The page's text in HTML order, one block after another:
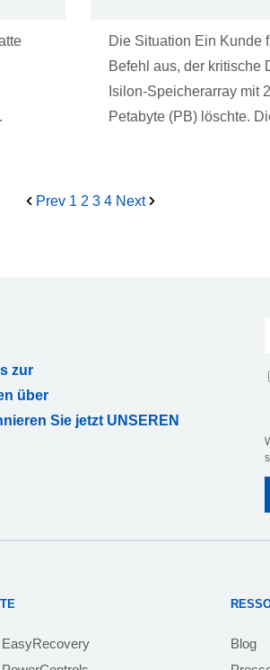
Die Situation Ein Kunde
Befehl aus, der kritische
Isilon-Speicherarray mit
Petabyte (PB) löschte.
Prev 1 2 3 4 Next
zur
über
Sie jetzt UNSEREN
Blog